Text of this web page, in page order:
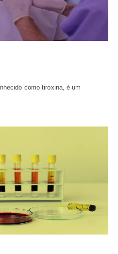
como tiroxina, é um